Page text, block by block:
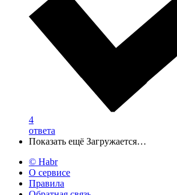
4
ответа
Показать ещё Загружается…
© Habr
О сервисе
Правила